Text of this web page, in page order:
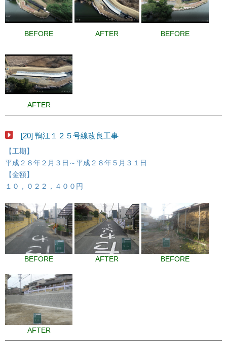
BEFORE AFTER BEFORE
AFTER
[20] 鴨江１２５号線改良工事
【工期】
平成２８年２月３日～平成２８年５月３１日
【金額】
１０，０２２，４００円
BEFORE AFTER BEFORE
AFTER